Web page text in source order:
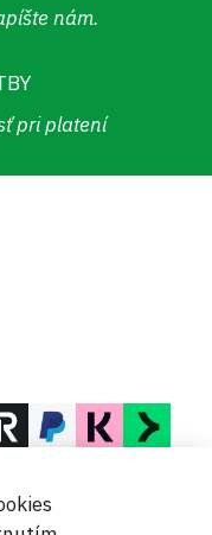
nám.
pri platení